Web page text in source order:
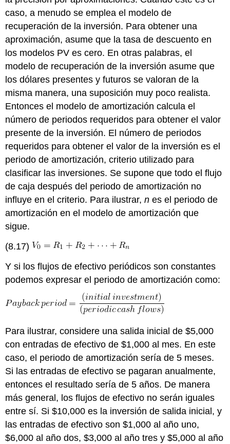
caso, a menudo se emplea el modelo de
recuperación de la inversión. Para obtener una
aproximación, asume que la tasa de descuento en
los modelos PV es cero. En otras palabras, el
modelo de recuperación de la inversión asume que
los dólares presentes y futuros se valoran de la
misma manera, una suposición muy poco realista.
Entonces el modelo de amortización calcula el
número de periodos requeridos para obtener el valor
presente de la inversión. El número de periodos
requeridos para obtener el valor de la inversión es el
periodo de amortización, criterio utilizado para
clasificar las inversiones. Se supone que todo el flujo
de caja después del periodo de amortización no
influye en el criterio. Para ilustrar,n es el periodo de
amortización en el modelo de amortización que
sigue.
(8.17)
Y si los flujos de efectivo periódicos son constantes
podemos expresar el periodo de amortización como:
Para ilustrar, considere una salida inicial de $5,000
con entradas de efectivo de $1,000 al mes. En este
caso, el periodo de amortización sería de 5 meses.
Si las entradas de efectivo se pagaran anualmente,
entonces el resultado sería de 5 años. De manera
más general, los flujos de efectivo no serán iguales
entre sí. Si $10,000 es la inversión de salida inicial, y
las entradas de efectivo son $1,000 al año uno,
$6,000 al año dos, $3,000 al año tres y $5,000 al año